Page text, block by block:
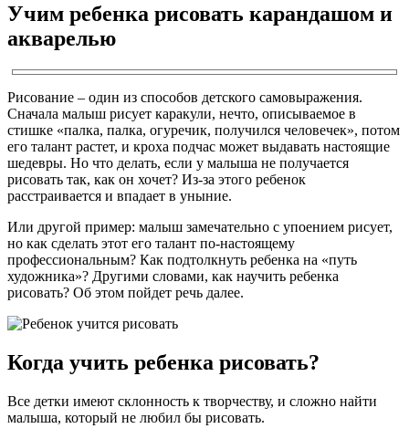
Учим ребенка рисовать карандашом и
акварелью
Рисование – один из способов детского самовыражения.
Сначала малыш рисует каракули, нечто, описываемое в
стишке «палка, палка, огуречик, получился человечек», потом
его талант растет, и кроха подчас может выдавать настоящие
шедевры. Но что делать, если у малыша не получается
рисовать так, как он хочет? Из-за этого ребенок
расстраивается и впадает в уныние.
Или другой пример: малыш замечательно с упоением рисует,
но как сделать этот его талант по-настоящему
профессиональным? Как подтолкнуть ребенка на «путь
художника»? Другими словами, как научить ребенка
рисовать? Об этом пойдет речь далее.
Когда учить ребенка рисовать?
Все детки имеют склонность к творчеству, и сложно найти
малыша, который не любил бы рисовать.